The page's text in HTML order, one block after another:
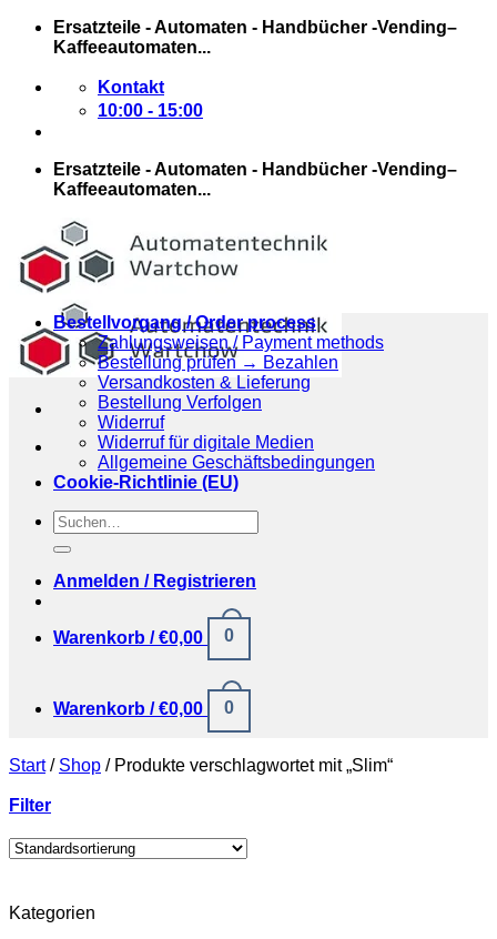
Zum
Ersatzteile - Automaten - Handbücher -Vending–
Kaffeeautomaten...
Kontakt
10:00 - 15:00
Ersatzteile - Automaten - Handbücher -Vending–
Kaffeeautomaten...
Bestellvorgang / Order process
Zahlungsweisen / Payment methods
Bestellung prüfen → Bezahlen
Versandkosten & Lieferung
Bestellung Verfolgen
Widerruf
Widerruf für digitale Medien
Allgemeine Geschäftsbedingungen
Cookie-Richtlinie (EU)
Suchen
nach:
Anmelden / Registrieren
Warenkorb /€0,00 0
Warenkorb /€0,00 0
Start / Shop /Produkte verschlagwortet mit „Slim“
Filter
Kategorien